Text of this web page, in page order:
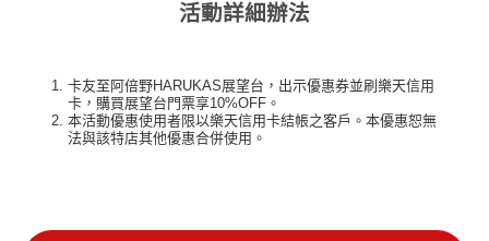
活動詳細辦法
卡友至阿倍野HARUKAS展望台，出示優惠券並刷樂天信用
卡，購買展望台門票享10%OFF。
本活動優惠使用者限以樂天信用卡結帳之客戶。本優惠恕無
法與該特店其他優惠合併使用。